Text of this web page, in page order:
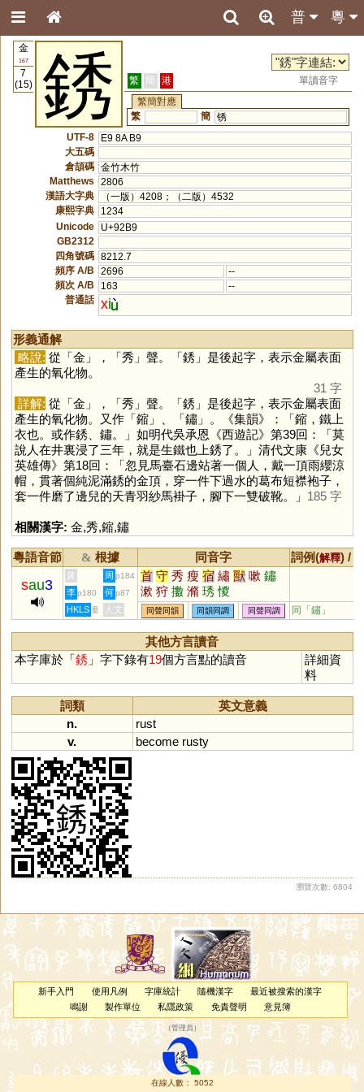
粵
普
金
167
7
(15)
銹 繁 簡 港
單讀音字
繁簡對應
繁
簡 锈
UTF-8
E9 8A B9
大五碼
倉頡碼 金竹木竹
Matthews
2806
漢語大字典
（一版）4208；（二版）4532
康熙字典
1234
Unicode
U+92B9
GB2312
四角號碼 8212.7
頻序 A/B
2696
--
頻次 A/B
163
--
普通話 xi
形義通解
略說: 從「金 」，「秀 」聲。「銹 」是後起字，表示金屬表面
產生的氧化物。
31 字
詳解: 從「金 」，「秀 」聲。「銹 」是後起字，表示金屬表面
產生的氧化物。又作「鏥」、「鏽」。《集韻》：「鏥，鐵上
衣也。或作銹、鏽。」如明代吳承恩《西遊記》第39回：「莫
說人在井裏浸了三年，就是生鐵也上銹了。」清代文康《兒女
英雄傳》第18回：「忽見馬臺石邊站著一個人，戴一頂雨纓涼
帽，貫著個純泥滿銹的金頂，穿一件下過水的葛布短襟袍子，
套一件磨了邊兒的天青羽紗馬褂子，腳下一雙破靴。」 185 字
相關漢字: 金,秀,鏥,鏽
粵語音節 & 根據 同音字 詞例(解釋) /
sau3
黃 周 p184 首 守 秀 瘦 宿 繡 獸 嗽 鏽
漱 狩 擻 滫 琇 惾
李 p180 何 p87
HKLS 童 人文 同聲同韻 同韻同調 同聲同調 同「鏽 」
其他方言讀音
本字庫於「銹 」字下錄有19個方言點的讀音
詳細資
料
詞類
英文意義
n.
rust
v.
become rusty
瀏覽次數: 6804
新手入門 使用凡例 字庫統計 隨機漢字
最近被搜索的漢字
鳴謝
製作單位 私隱政策 免責聲明 意見簿
（管理員 ）
在線人數： 5052